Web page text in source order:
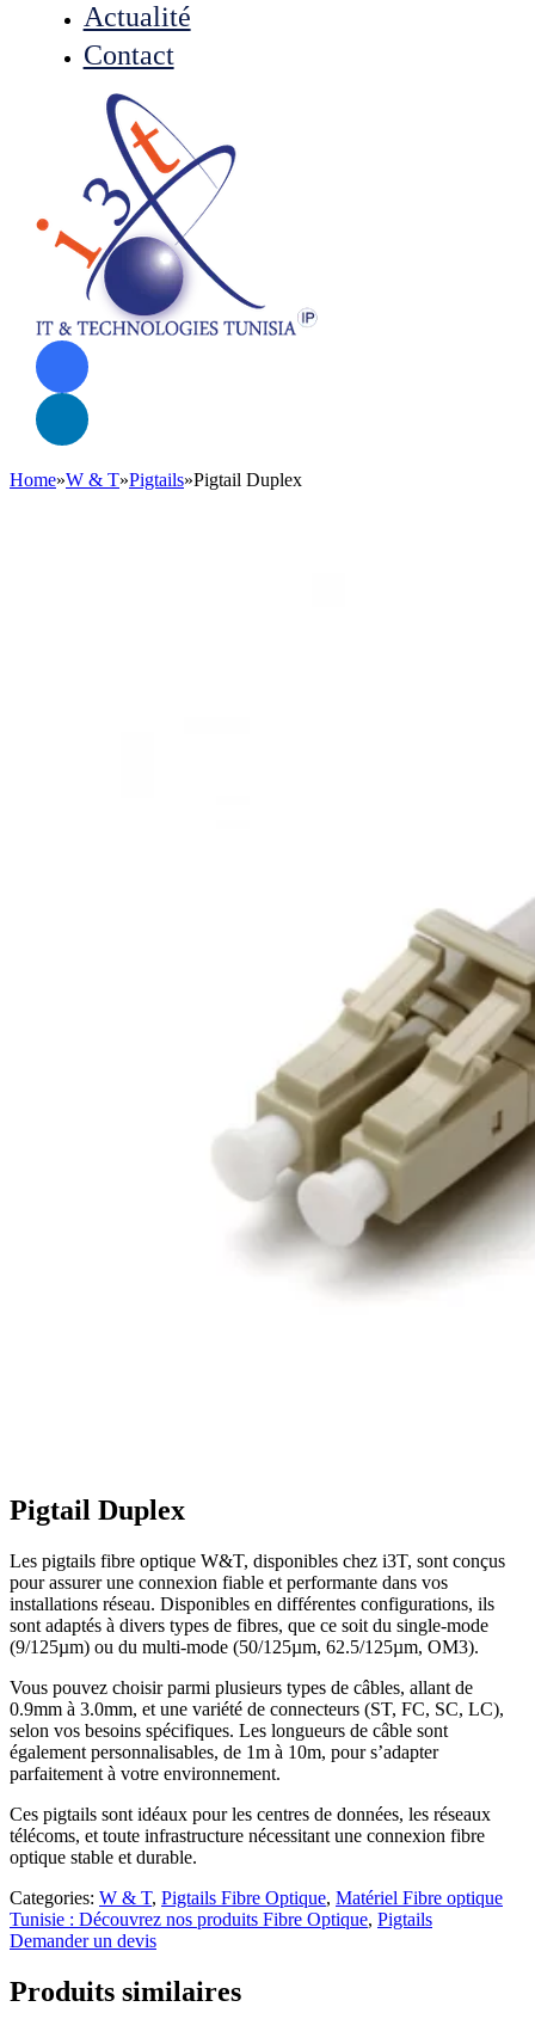
Actualité
Contact
Home»W & T»Pigtails»Pigtail Duplex
Pigtail Duplex
Les pigtails fibre optique W&T, disponibles chez i3T, sont conçus
pour assurer une connexion fiable et performante dans vos
installations réseau. Disponibles en différentes configurations, ils
sont adaptés à divers types de fibres, que ce soit du single-mode
(9/125µm) ou du multi-mode (50/125µm, 62.5/125µm, OM3).
Vous pouvez choisir parmi plusieurs types de câbles, allant de
0.9mm à 3.0mm, et une variété de connecteurs (ST, FC, SC, LC),
selon vos besoins spécifiques. Les longueurs de câble sont
également personnalisables, de 1m à 10m, pour s’adapter
parfaitement à votre environnement.
Ces pigtails sont idéaux pour les centres de données, les réseaux
télécoms, et toute infrastructure nécessitant une connexion fibre
optique stable et durable.
Categories: W & T, Pigtails Fibre Optique, Matériel Fibre optique
Tunisie : Découvrez nos produits Fibre Optique, Pigtails
Demander un devis
Produits similaires